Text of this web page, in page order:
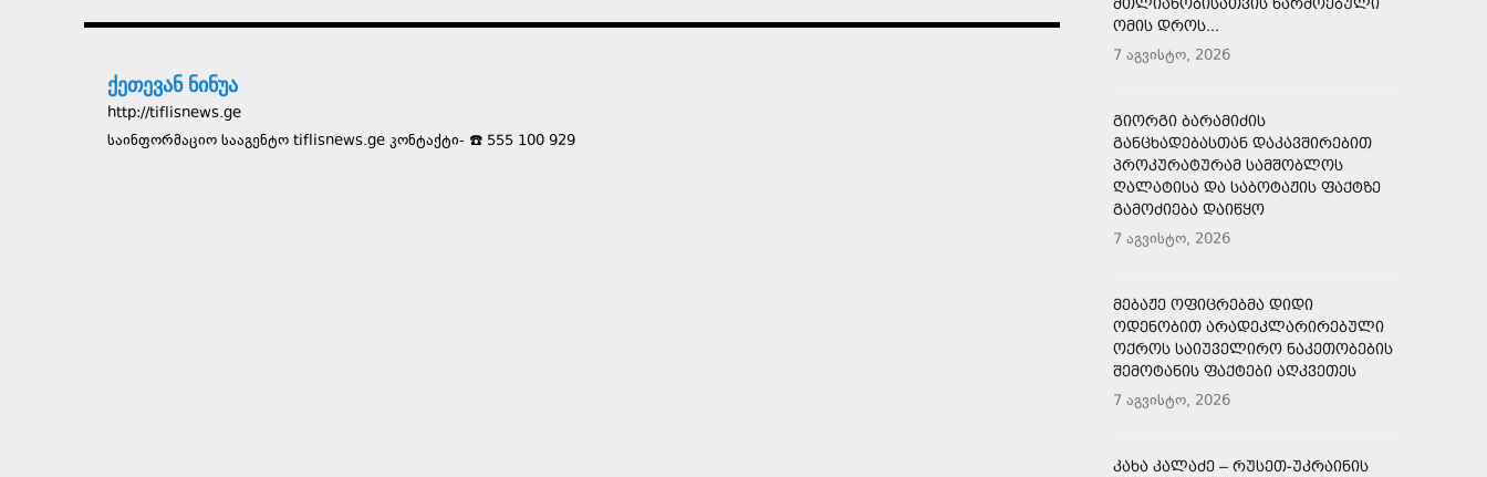
ქეთევან ნინუა
http://tiflisnews.ge
საინფორმაციო სააგენტო tiflisnews.ge კონტაქტი- ☎️ 555 100 929
ᲝᲛᲘᲡ ᲓᲠᲝᲡ...
7 აგვისტო, 2026
ᲒᲘᲝᲠᲒᲘ ᲑᲐᲠᲐᲛᲘᲫᲘᲡ
ᲒᲐᲜᲪᲮᲐᲓᲔᲑᲐᲡᲗᲐᲜ ᲓᲐᲙᲐᲕᲨᲘᲠᲔᲑᲘᲗ
ᲞᲠᲝᲙᲣᲠᲐᲢᲣᲠᲐᲛ ᲡᲐᲛᲨᲝᲑᲚᲝᲡ
ᲦᲐᲚᲐᲢᲘᲡᲐ ᲓᲐ ᲡᲐᲑᲝᲢᲐᲟᲘᲡ ᲤᲐᲥᲢᲖᲔ
ᲒᲐᲛᲝᲫᲘᲔᲑᲐ ᲓᲐᲘᲬᲧᲝ
7 აგვისტო, 2026
ᲛᲔᲑᲐᲟᲔ ᲝᲤᲘᲪᲠᲔᲑᲛᲐ ᲓᲘᲓᲘ
ᲝᲓᲔᲜᲝᲑᲘᲗ ᲐᲠᲐᲓᲔᲙᲚᲐᲠᲘᲠᲔᲑᲣᲚᲘ
ᲝᲥᲠᲝᲡ ᲡᲐᲘᲣᲕᲔᲚᲘᲠᲝ ᲜᲐᲙᲔᲗᲝᲑᲔᲑᲘᲡ
ᲨᲔᲛᲝᲢᲐᲜᲘᲡ ᲤᲐᲥᲢᲔᲑᲘ ᲐᲦᲙᲕᲔᲗᲔᲡ
7 აგვისტო, 2026
ᲙᲐᲮᲐ ᲙᲐᲚᲐᲫᲔ – ᲠᲣᲡᲔᲗ-ᲣᲙᲠᲐᲘᲜᲘᲡ